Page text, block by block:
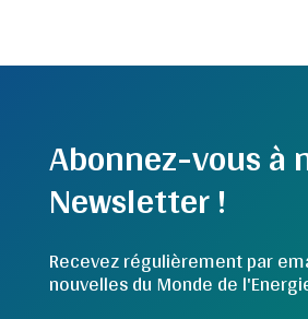
Abonnez-vous à
Newsletter !
Recevez régulièrement par
nouvelles du Monde de